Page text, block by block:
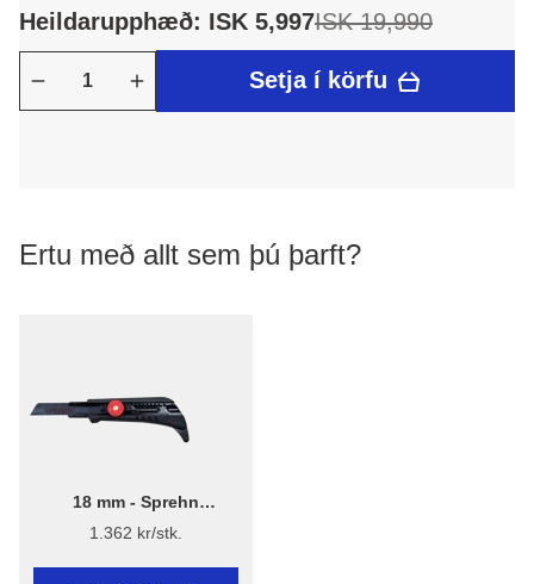
Heildarupphæð: ISK 5,997ISK 19,990
Setja í körfu
Ertu með allt sem þú þarft?
18 mm - Sprehn
Dúkahnífur 18mm
1.362 kr/stk.